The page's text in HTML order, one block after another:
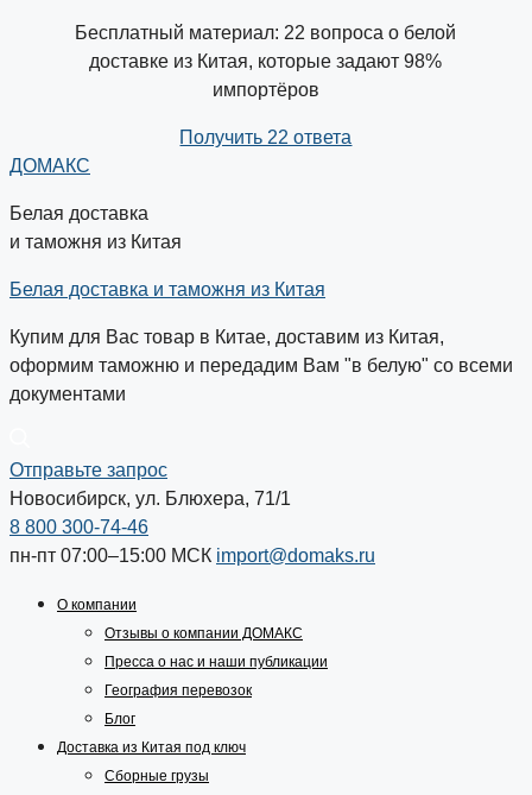
Бесплатный материал: 22 вопроса о белой
доставке из Китая, которые задают 98%
импортёров
Получить 22 ответа
ДОМАКС
Белая доставка
и таможня из Китая
Белая доставка и таможня из Китая
Купим для Вас товар в Китае, доставим из Китая,
оформим таможню и передадим Вам "в белую" со всеми
документами
Отправьте запрос
Новосибирск, ул. Блюхера, 71/1
8 800 300-74-46
пн-пт 07:00–15:00 МСК import@domaks.ru
О компании
Отзывы о компании ДОМАКС
Пресса о нас и наши публикации
География перевозок
Блог
Доставка из Китая под ключ
Сборные грузы